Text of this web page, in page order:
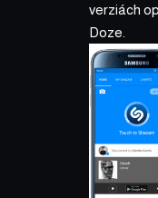
verziách
Doze.